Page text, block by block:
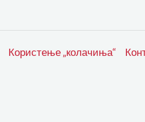
Користење „колачиња“